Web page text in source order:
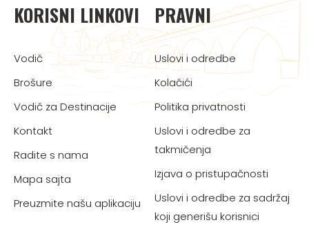
KORISNI LINKOVI
Vodič
Brošure
Vodič za Destinacije
Kontakt
Radite s nama
Mapa sajta
Preuzmite našu aplikaciju
PRAVNI
Uslovi i odredbe
Kolačići
Politika privatnosti
Uslovi i odredbe za
takmičenja
Izjava o pristupačnosti
Uslovi i odredbe za sadržaj
koji generišu korisnici